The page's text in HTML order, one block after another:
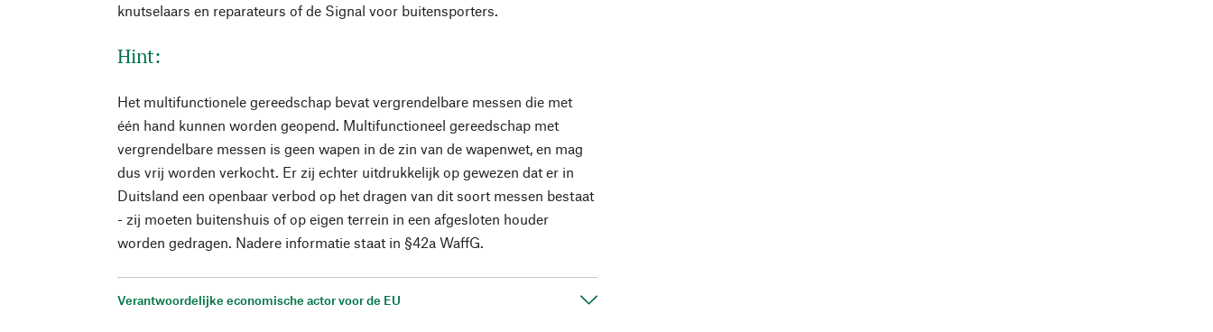
knutselaars en reparateurs of de Signal voor buitensporters.
Hint:
Het multifunctionele gereedschap bevat vergrendelbare messen die met
één hand kunnen worden geopend. Multifunctioneel gereedschap met
vergrendelbare messen is geen wapen in de zin van de wapenwet, en mag
dus vrij worden verkocht. Er zij echter uitdrukkelijk op gewezen dat er in
Duitsland een openbaar verbod op het dragen van dit soort messen bestaat
- zij moeten buitenshuis of op eigen terrein in een afgesloten houder
worden gedragen. Nadere informatie staat in §42a WaffG.
Verantwoordelijke economische actor voor de EU